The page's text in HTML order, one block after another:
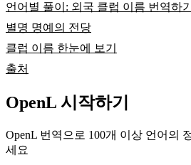
언어별 풀이: 외국 클럽 이름 번역하기
별명 명예의 전당
클럽 이름 한눈에 보기
출처
OpenL 시작하기
OpenL 번역으로 100개 이상 언어의
세요